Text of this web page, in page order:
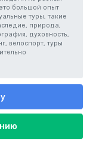
большой опыт
туры, такие
природа,
духовность,
велоспорт, туры